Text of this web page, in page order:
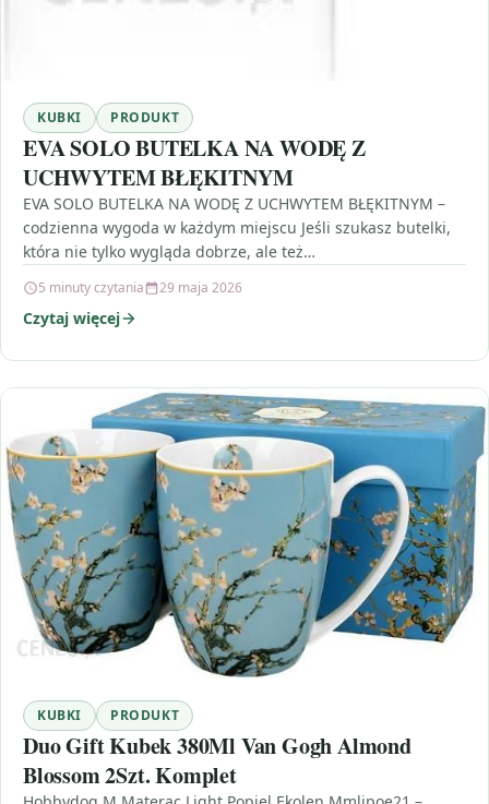
KUBKI PRODUKT
EVA SOLO BUTELKA NA WODĘ Z
UCHWYTEM BŁĘKITNYM
EVA SOLO BUTELKA NA WODĘ Z UCHWYTEM BŁĘKITNYM –
codzienna wygoda w każdym miejscu Jeśli szukasz butelki,
która nie tylko wygląda dobrze, ale też…
5 minuty czytania 29 maja 2026
Czytaj więcej
KUBKI PRODUKT
Duo Gift Kubek 380Ml Van Gogh Almond
Blossom 2Szt. Komplet